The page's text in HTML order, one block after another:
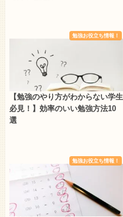
勉強お役立ち情報！
【勉強のやり方がわからない学生
必見！】効率のいい勉強方法10
選
勉強お役立ち情報！